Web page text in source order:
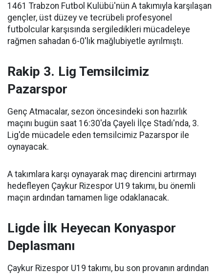
1461 Trabzon Futbol Kulübü'nün A takımıyla karşılaşan
gençler, üst düzey ve tecrübeli profesyonel
futbolcular karşısında sergiledikleri mücadeleye
rağmen sahadan 6-0'lık mağlubiyetle ayrılmıştı.
Rakip 3. Lig Temsilcimiz
Pazarspor
Genç Atmacalar, sezon öncesindeki son hazırlık
maçını bugün saat 16:30'da Çayeli İlçe Stadı'nda, 3.
Lig'de mücadele eden temsilcimiz Pazarspor ile
oynayacak.
A takımlara karşı oynayarak maç direncini artırmayı
hedefleyen Çaykur Rizespor U19 takımı, bu önemli
maçın ardından tamamen lige odaklanacak.
Ligde İlk Heyecan Konyaspor
Deplasmanı
Çaykur Rizespor U19 takımı, bu son provanın ardından